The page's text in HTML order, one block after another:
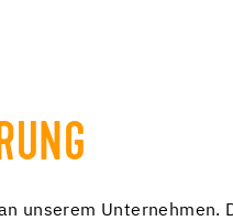
unserem